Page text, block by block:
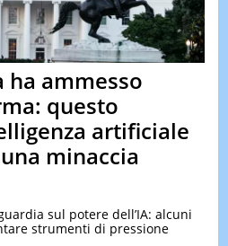
& TV
QUIZ
&
TEST
ha ammesso
questo
artificiale
minaccia
sul potere dell’IA: alcuni
strumenti di pressione